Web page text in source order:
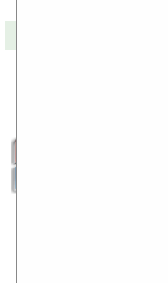
МТС
SPB
СНГ,